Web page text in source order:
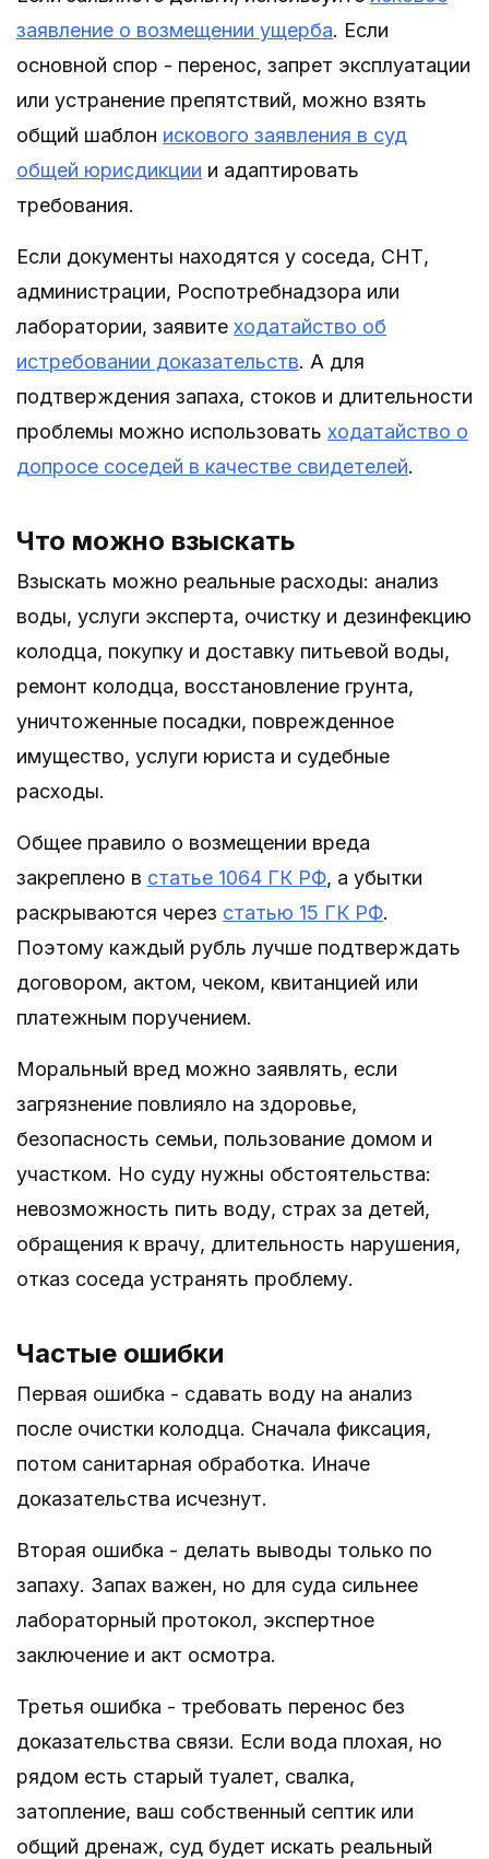
заявление о возмещении ущерба. Если
основной спор - перенос, запрет эксплуатации
или устранение препятствий, можно взять
общий шаблон искового заявления в суд
общей юрисдикции и адаптировать
требования.
Если документы находятся у соседа, СНТ,
администрации, Роспотребнадзора или
лаборатории, заявите ходатайство об
истребовании доказательств. А для
подтверждения запаха, стоков и длительности
проблемы можно использовать ходатайство о
допросе соседей в качестве свидетелей.
Что можно взыскать
Взыскать можно реальные расходы: анализ
воды, услуги эксперта, очистку и дезинфекцию
колодца, покупку и доставку питьевой воды,
ремонт колодца, восстановление грунта,
уничтоженные посадки, поврежденное
имущество, услуги юриста и судебные
расходы.
Общее правило о возмещении вреда
закреплено в статье 1064 ГК РФ, а убытки
раскрываются через статью 15 ГК РФ.
Поэтому каждый рубль лучше подтверждать
договором, актом, чеком, квитанцией или
платежным поручением.
Моральный вред можно заявлять, если
загрязнение повлияло на здоровье,
безопасность семьи, пользование домом и
участком. Но суду нужны обстоятельства:
невозможность пить воду, страх за детей,
обращения к врачу, длительность нарушения,
отказ соседа устранять проблему.
Частые ошибки
Первая ошибка - сдавать воду на анализ
после очистки колодца. Сначала фиксация,
потом санитарная обработка. Иначе
доказательства исчезнут.
Вторая ошибка - делать выводы только по
запаху. Запах важен, но для суда сильнее
лабораторный протокол, экспертное
заключение и акт осмотра.
Третья ошибка - требовать перенос без
доказательства связи. Если вода плохая, но
рядом есть старый туалет, свалка,
затопление, ваш собственный септик или
общий дренаж, суд будет искать реальный